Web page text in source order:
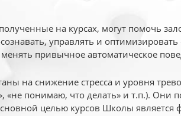
на курсах, могут помочь
управлять и
привычное автоматическое
на снижение стресса и уровня
«не понимаю, что делать» и т.п.).
целью курсов Школы является